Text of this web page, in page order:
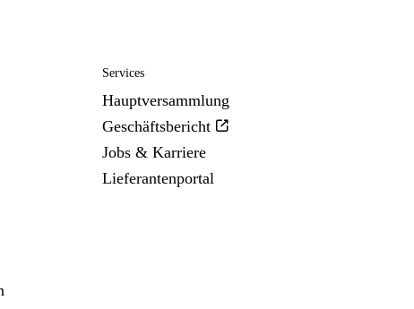
Services
Hauptversammlung
Geschäftsbericht
Jobs & Karriere
Lieferantenportal